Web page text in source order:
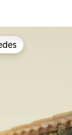
más